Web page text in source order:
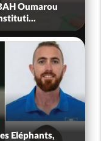
Oumarou
Eléphants,